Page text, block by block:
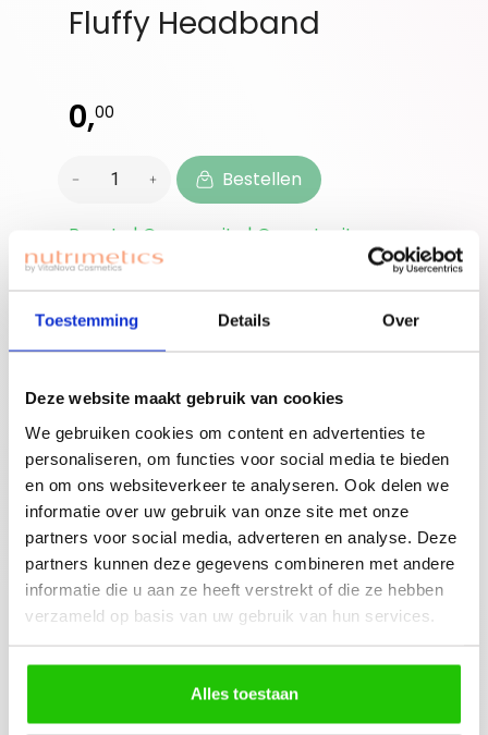
Toestemming Details Over
Deze website maakt gebruik van cookies
We gebruiken cookies om content en advertenties te
personaliseren, om functies voor social media te bieden
en om ons websiteverkeer te analyseren. Ook delen we
informatie over uw gebruik van onze site met onze
partners voor social media, adverteren en analyse. Deze
partners kunnen deze gegevens combineren met andere
informatie die u aan ze heeft verstrekt of die ze hebben
verzameld op basis van uw gebruik van hun services.
Alles toestaan
Fluffy Headband
0,00
Bestellen
Beauty | Community | Opportunity
Ben je nieuwe
welkomstgift te
Bouw je eigen
beauty community!
Advies nodig of een
gratis workshop
boeken? Neem
contact op met
jouw adviseuse of
mail ons!
Beschrijving